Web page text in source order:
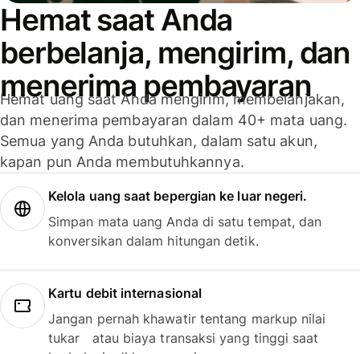
Hemat saat Anda
berbelanja, mengirim, dan
menerima pembayaran
Hemat uang saat Anda mengirim, membelanjakan,
dan menerima pembayaran dalam 40+ mata uang.
Semua yang Anda butuhkan, dalam satu akun,
kapan pun Anda membutuhkannya.
Kelola uang saat bepergian ke luar negeri.
Simpan mata uang Anda di satu tempat, dan
konversikan dalam hitungan detik.
Kartu debit internasional
Jangan pernah khawatir tentang markup nilai
tukar atau biaya transaksi yang tinggi saat